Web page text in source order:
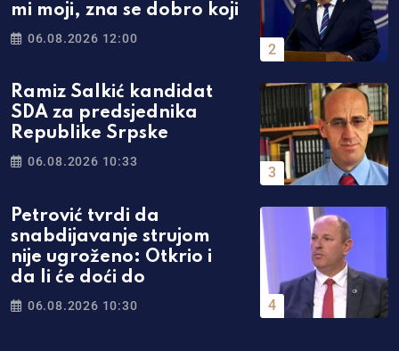
mi moji, zna se dobro koji
06.08.2026 12:00
Ramiz Salkić kandidat
SDA za predsjednika
Republike Srpske
06.08.2026 10:33
Petrović tvrdi da
snabdijavanje strujom
nije ugroženo: Otkrio i
da li će doći do
06.08.2026 10:30